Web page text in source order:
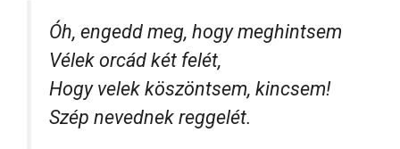
Óh, engedd meg, hogy meghintsem
Vélek orcád két felét,
Hogy velek köszöntsem, kincsem!
Szép nevednek reggelét.